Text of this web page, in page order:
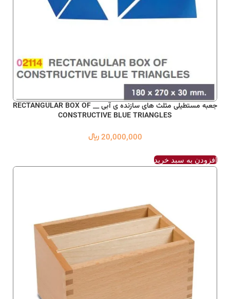
جعبه مستطیلی مثلث های سازنده ی آبی __ RECTANGULAR BOX OF
CONSTRUCTIVE BLUE TRIANGLES
20,000,000 ﷼
افزودن به سبد خرید